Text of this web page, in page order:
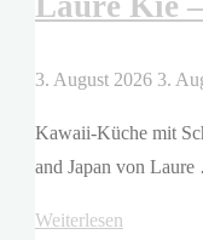
der
DDR?
3. August 2026 3.
Kawaii-Küche mit
and Japan von
Weiterlesen